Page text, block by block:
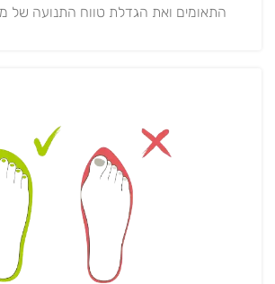
התאומים ואת הגדלת טווח התנועה של